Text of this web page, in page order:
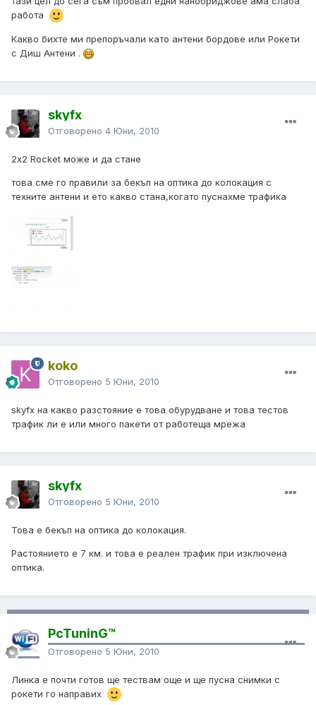
работа
Какво бихте ми препоръчали като антени бордове или Рокети
с Диш Антени .
skyfx
Отговорено 4 Юни, 2010
2х2 Rocket може и да стане
това сме го правили за бекъп на оптика до колокация с
техните антени и ето какво стана,когато пуснахме трафика
koko
Отговорено 5 Юни, 2010
skyfx на какво разстояние е това обурудване и това тестов
трафик ли е или много пакети от работеща мрежа
skyfx
Отговорено 5 Юни, 2010
Това е бекъп на оптика до колокация.
Растоянието е 7 км. и това е реален трафик при изключена
оптика.
PcTuninG™
Отговорено 5 Юни, 2010
Линка е почти готов ще тествам още и ще пусна снимки с
рокети го направих